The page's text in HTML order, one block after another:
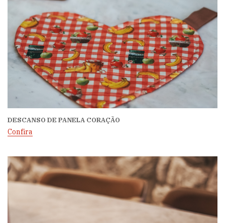
DESCANSO DE PANELA CORAÇÃO
Confira